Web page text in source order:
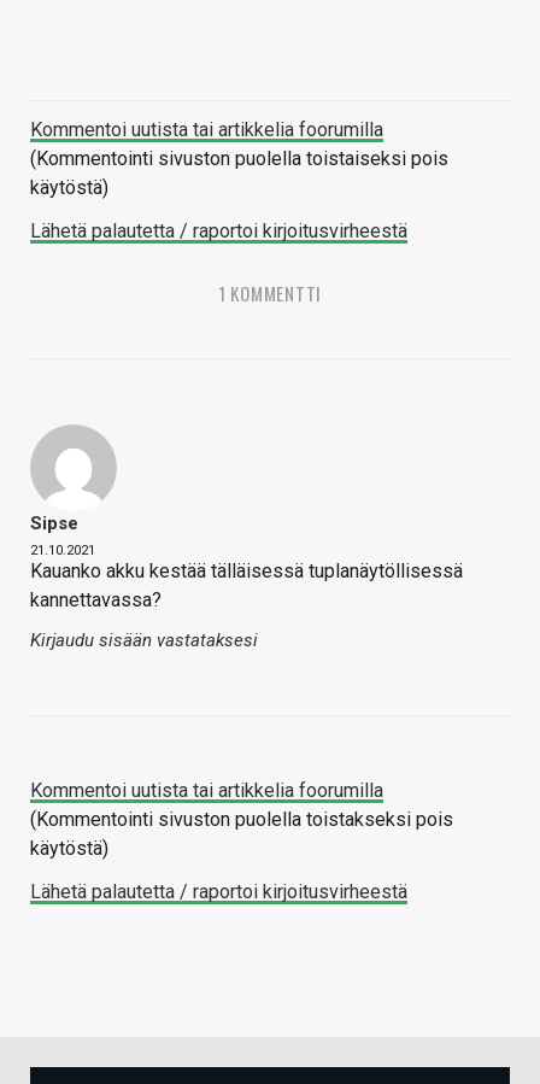
Kommentoi uutista tai artikkelia foorumilla
(Kommentointi sivuston puolella toistaiseksi pois
käytöstä)
Lähetä palautetta / raportoi kirjoitusvirheestä
1 KOMMENTTI
Sipse
21.10.2021
Kauanko akku kestää tälläisessä tuplanäytöllisessä
kannettavassa?
Kirjaudu sisään vastataksesi
Kommentoi uutista tai artikkelia foorumilla
(Kommentointi sivuston puolella toistakseksi pois
käytöstä)
Lähetä palautetta / raportoi kirjoitusvirheestä